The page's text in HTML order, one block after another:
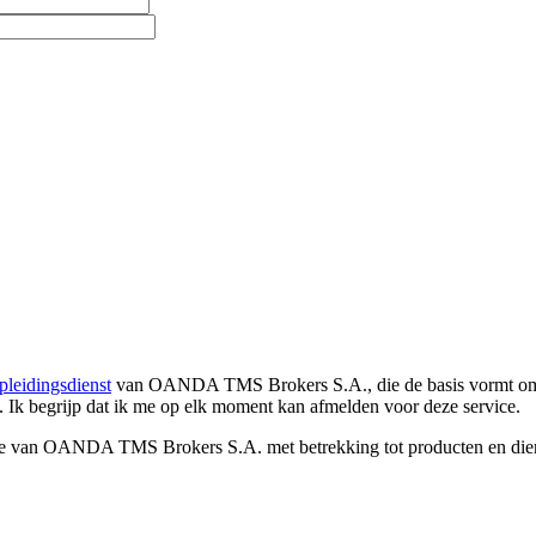
van OANDA TMS Brokers S.A., die de basis vormt
Ik begrijp dat ik me op elk moment kan afmelden voor deze service.
OANDA TMS Brokers S.A. met betrekking tot producten en